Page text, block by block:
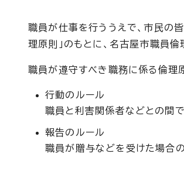
職員が仕事を行ううえで、市民の
理原則」のもとに、名古屋市職員
職員が遵守すべき職務に係る倫理
行動のルール
職員と利害関係者などとの間
報告のルール
職員が贈与などを受けた場合